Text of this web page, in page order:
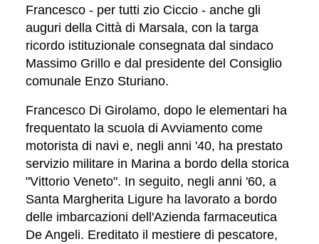
Francesco - per tutti zio Ciccio - anche gli
auguri della Città di Marsala, con la targa
ricordo istituzionale consegnata dal sindaco
Massimo Grillo e dal presidente del Consiglio
comunale Enzo Sturiano.
Francesco Di Girolamo, dopo le elementari ha
frequentato la scuola di Avviamento come
motorista di navi e, negli anni '40, ha prestato
servizio militare in Marina a bordo della storica
"Vittorio Veneto". In seguito, negli anni '60, a
Santa Margherita Ligure ha lavorato a bordo
delle imbarcazioni dell'Azienda farmaceutica
De Angeli. Ereditato il mestiere di pescatore,